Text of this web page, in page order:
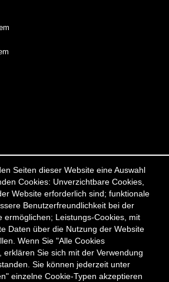
Seiten dieser Website eine Auswahl
Cookies: Unverzichtbare Cookies,
Website erforderlich sind; funktionale
Benutzerfreundlichkeit bei der
ermöglichen; Leistungs-Cookies, mit
Daten über die Nutzung der Website
Wenn Sie "Alle Cookies
erklären Sie sich mit der Verwendung
Sie können jederzeit unter
einzelne Cookie-Typen akzeptieren
Karriere
Veranstaltungen